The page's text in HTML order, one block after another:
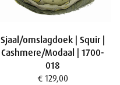
Sjaal/omslagdoek | Squir |
Cashmere/Modaal | 1700-
018
€ 129,00